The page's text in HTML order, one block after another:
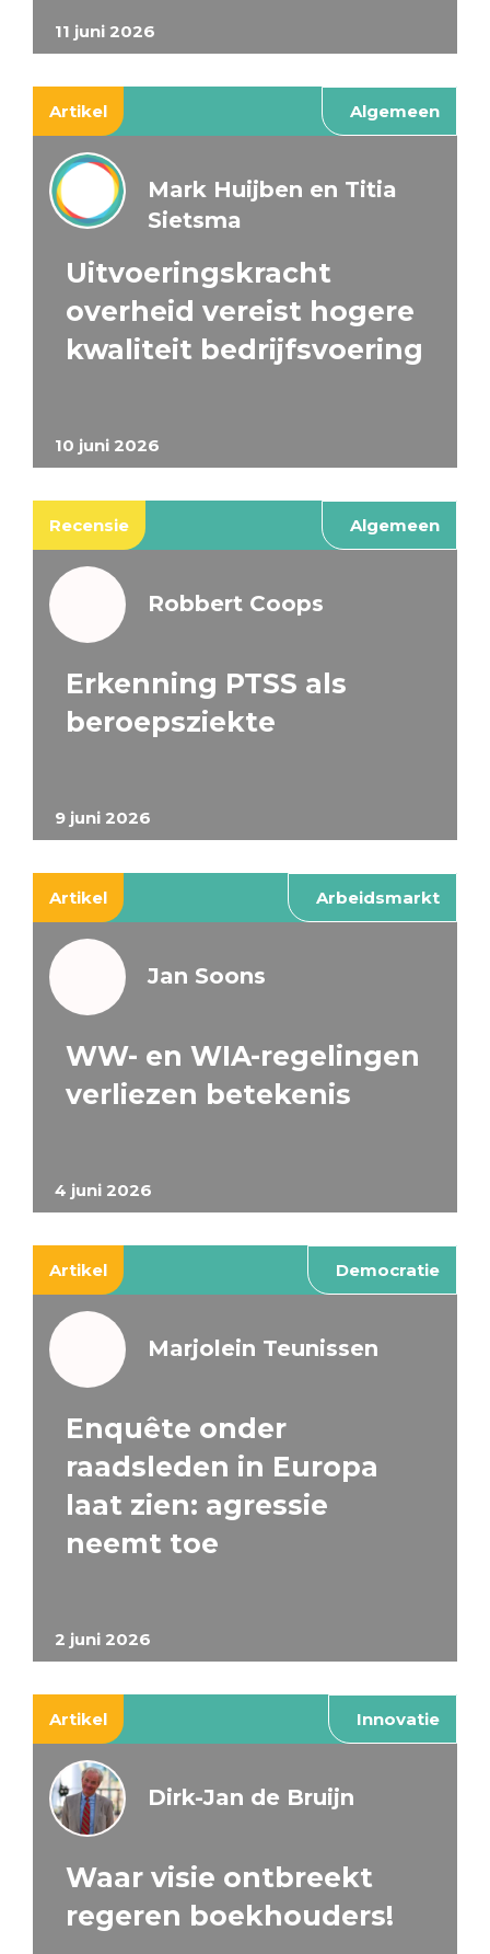
11 juni 2026
Artikel Algemeen
10 juni 2026
Mark Huijben en Titia
Sietsma
Uitvoeringskracht
overheid vereist hogere
kwaliteit bedrijfsvoering
Recensie Algemeen
9 juni 2026
Robbert Coops
Erkenning PTSS als
beroepsziekte
Artikel Arbeidsmarkt
4 juni 2026
Jan Soons
WW- en WIA-regelingen
verliezen betekenis
Artikel Democratie
2 juni 2026
Marjolein Teunissen
Enquête onder
raadsleden in Europa
laat zien: agressie
neemt toe
Artikel Innovatie
Dirk-Jan de Bruijn
Waar visie ontbreekt
regeren boekhouders!